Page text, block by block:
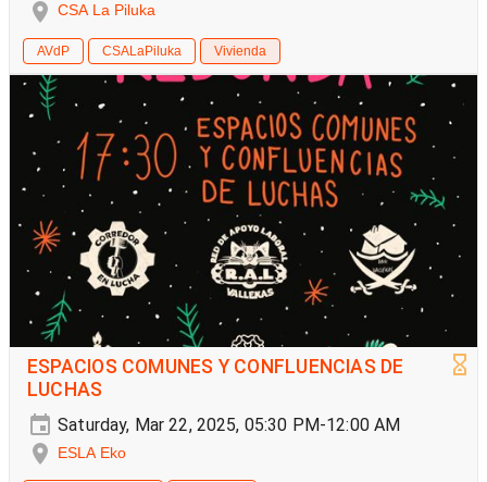
CSA La Piluka
AVdP CSALaPiluka Vivienda
ESPACIOS COMUNES Y CONFLUENCIAS DE
LUCHAS
Saturday, Mar 22, 2025, 05:30 PM-12:00 AM
ESLA Eko